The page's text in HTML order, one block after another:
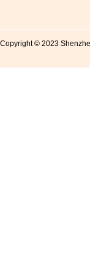
Copyright © 2023